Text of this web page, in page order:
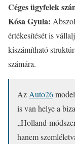
Céges ügyfelek
Kósa Gyula:
értékesítését is
kiszámítható
számára.
Az Auto26
is van helye a
„Holland-
hanem